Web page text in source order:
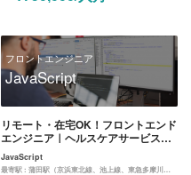
フロントエンジニア
JavaScript
リモート・在宅OK！フロントエンド
エンジニア｜ヘルスケアサービスの
開発業務
JavaScript
最寄駅 :蒲田駅（京浜東北線、池上線、東急多摩川線）